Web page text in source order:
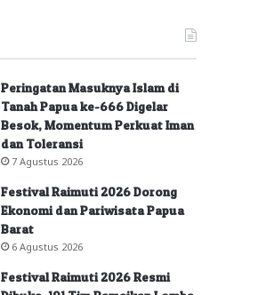
Peringatan Masuknya Islam di
Tanah Papua ke-666 Digelar
Besok, Momentum Perkuat Iman
dan Toleransi
7 Agustus 2026
Festival Raimuti 2026 Dorong
Ekonomi dan Pariwisata Papua
Barat
6 Agustus 2026
Festival Raimuti 2026 Resmi